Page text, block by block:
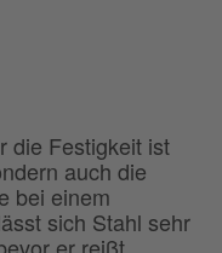
die Festigkeit ist
auch die
bei einem
sich Stahl sehr